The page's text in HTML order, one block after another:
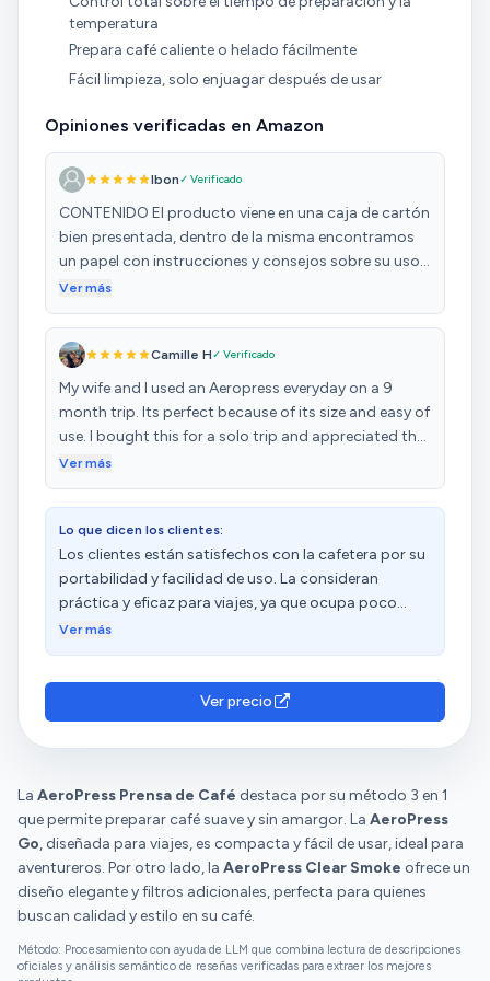
temperatura
Prepara café caliente o helado fácilmente
Fácil limpieza, solo enjuagar después de usar
Opiniones verificadas en Amazon
Ibon✓ Verificado
CONTENIDO El producto viene en una caja de cartón
bien presentada, dentro de la misma encontramos
un papel con instrucciones y consejos sobre su uso,
una cajita con 350 filtros de papel y el conjunto de
el vaso con los accesorios una cuchara para medir
los granos, un removedor plegable y un porta-filtros
para llevar unos pocos filtros contigo. CALIDAD DE
MATERIALES Y CONSTRUCCIÓN La cafetera está
formada 2 cilindros de un plástico grueso, muy duro
funciona como contenedor y todos los accesorios
son también de un plástico de calidad, resistente y
que no deja sabores y la tapa que mantiene todo
junto es de silicona. FACILIDAD DE USO Y TIEMPO DE
ELABORACIÓN Iniciarte en su uso es muy sencillo, de
partir de ahí hay muchas recetas o formas de
utilizarla, es mejor empezar por la recomendada por
ventaja de este producto frente a otras cafeteras, te
permite mucho juego y el control completo de las
variables: tiempo de infusión, grado de molienda del
grano, cantidad de café, temperatura del agua,
presión con la que bajas el émbolo, ... RESULTADOS
Tengo varios tipos de cafeteras y esta se ha
que ajustar las variables para encontrar tu café
Ver más
Camille H✓ Verificado
My wife and I used an Aeropress everyday on a 9
month trip. Its perfect because of its size and easy of
use. I bought this for a solo trip and appreciated the
little filter pack and slightly smaller size.
Ver más
Lo que dicen los clientes:
Los clientes están satisfechos con la cafetera por su
portabilidad y facilidad de uso. La consideran
práctica y eficaz para viajes, ya que ocupa poco
espacio en el equipaje y en la cocina. Destacan la
gusto. Además, valoran su rapidez y tamaño, así
como su facilidad de limpieza.
Ver más
Ver precio
La AeroPress Prensa de Café destaca por su método 3 en 1
que permite preparar café suave y sin amargor. La AeroPress
Go, diseñada para viajes, es compacta y fácil de usar, ideal para
aventureros. Por otro lado, la AeroPress Clear Smoke ofrece un
diseño elegante y filtros adicionales, perfecta para quienes
buscan calidad y estilo en su café.
Método: Procesamiento con ayuda de LLM que combina lectura de descripciones
oficiales y análisis semántico de reseñas verificadas para extraer los mejores